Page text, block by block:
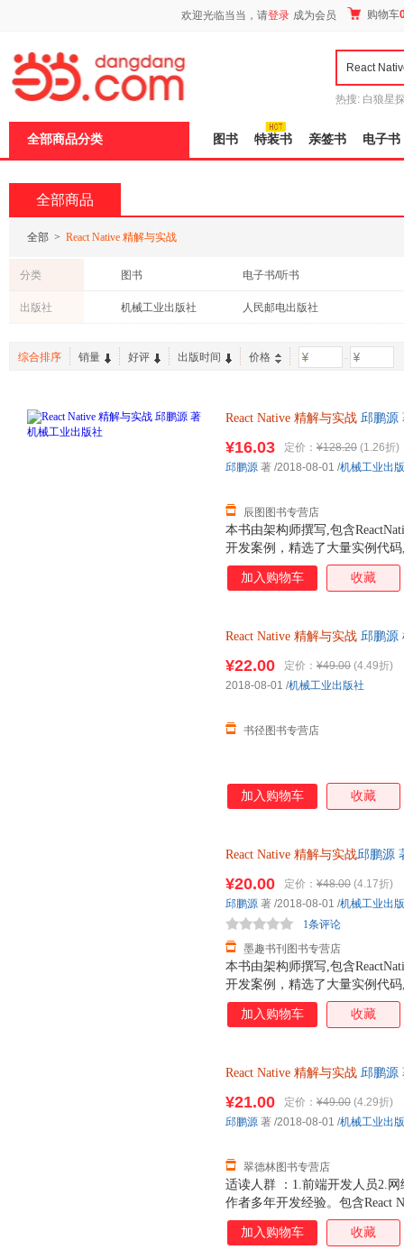
欢迎光临当当，请登录 成为会员 购物车
热搜: 白狼星
全部商品分类 图书 特装书 亲签书 电子书
全部商品
全部 > React Native 精解与实战
分类 图书 电子书/听书
出版社 机械工业出版社 人民邮电出版社
综合排序 销量 好评 出版时间 价格 -
React Native 精解与实战 邱鹏源
本书由架构师撰写,包含
开发案例，精选了大量实例代
分，第1部分“入门”包括第1~9
法；第2部分“进阶”包括第
适合移动App开发人员，深入学
下载，地址是https://github.com/
¥16.03 定价： ¥128.20 (1.26折)
辰图图书专营店
邱鹏源 著 /2018-08-01 /机械工业出
加入购物车 收藏
React Native 精解与实战 邱鹏源
¥22.00 定价： ¥49.00 (4.49折)
书径图书专营店
2018-08-01 /机械工业出版社
加入购物车 收藏
React Native 精解与实战邱鹏源
本书由架构师撰写,包含
开发案例，精选了大量实例代
分，第1部分“入门”包括第1~9
法；第2部分“进阶”包括第
适合移动App开发人员，深入学
下载，地址是https://github.com/
¥20.00 定价： ¥48.00 (4.17折)
墨趣书刊图书专营店
1条评论
邱鹏源 著 /2018-08-01 /机械工业出
加入购物车 收藏
React Native 精解与实战 邱鹏源
适读人群 ：1.前端开发人员2.
作者多年开发经验。包含React
合开发案例，精选了大量实例
¥21.00 定价： ¥49.00 (4.29折)
翠德林图书专营店
邱鹏源 著 /2018-08-01 /机械工业出
加入购物车 收藏
页
加